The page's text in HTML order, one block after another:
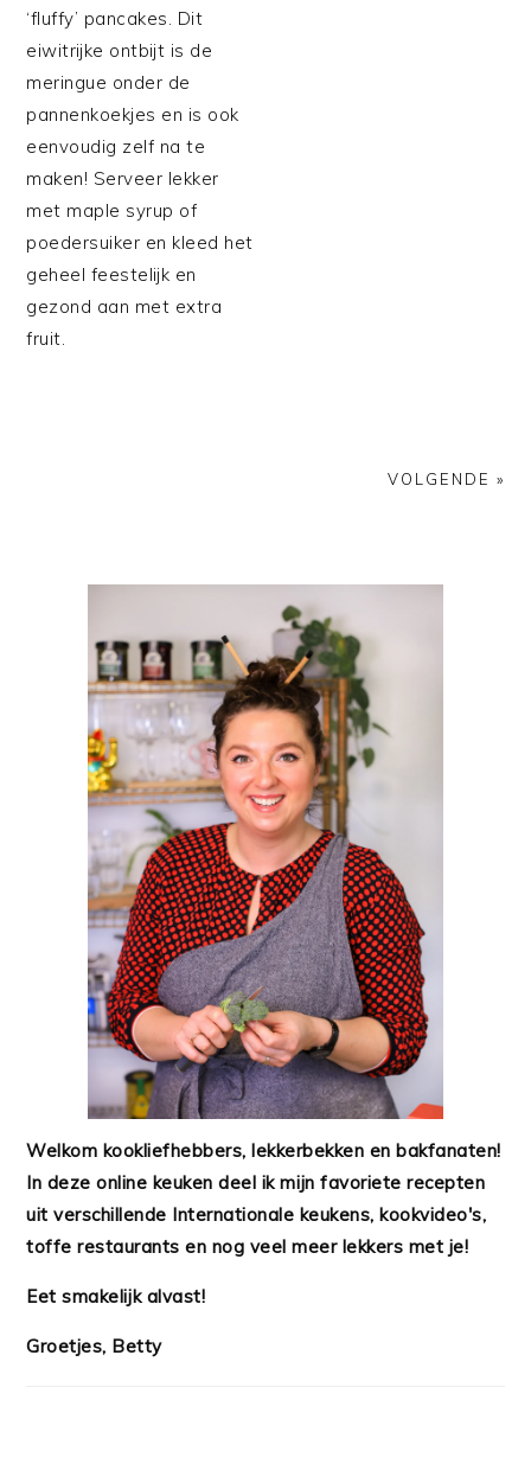
‘fluffy’ pancakes. Dit
eiwitrijke ontbijt is de
meringue onder de
pannenkoekjes en is ook
eenvoudig zelf na te
maken! Serveer lekker
met maple syrup of
poedersuiker en kleed het
geheel feestelijk en
gezond aan met extra
fruit.
VOLGENDE »
Welkom kookliefhebbers, lekkerbekken en bakfanaten!
In deze online keuken deel ik mijn favoriete recepten
uit verschillende Internationale keukens, kookvideo's,
toffe restaurants en nog veel meer lekkers met je!
Eet smakelijk alvast!
Groetjes, Betty